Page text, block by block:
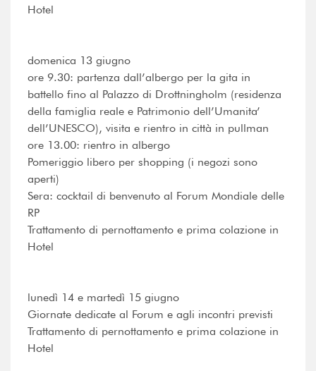
Hotel
domenica 13 giugno
ore 9.30: partenza dall’albergo per la gita in
battello fino al Palazzo di Drottningholm (residenza
della famiglia reale e Patrimonio dell’Umanita’
dell’UNESCO), visita e rientro in città in pullman
ore 13.00: rientro in albergo
Pomeriggio libero per shopping (i negozi sono
aperti)
Sera: cocktail di benvenuto al Forum Mondiale delle
RP
Trattamento di pernottamento e prima colazione in
Hotel
lunedì 14 e martedì 15 giugno
Giornate dedicate al Forum e agli incontri previsti
Trattamento di pernottamento e prima colazione in
Hotel